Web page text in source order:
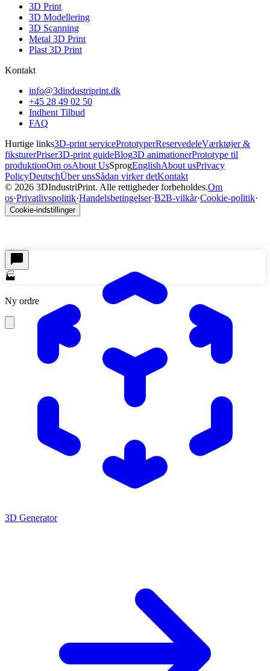
3D Print
3D Modellering
3D Scanning
Metal 3D Print
Plast 3D Print
Kontakt
info@3dindustriprint.dk
+45 28 49 02 50
Indhent Tilbud
FAQ
Hurtige links3D-print servicePrototyperReservedeleVærktøjer &
fiksturerPriser3D-print guideBlog3D animationerPrototype til
produktionOm osAbout UsSprogEnglishAbout usPrivacy
PolicyDeutschÜber unsSådan virker detKontakt
© 2026 3DIndustriPrint. Alle rettigheder forbeholdes.Om
os·Privatlivspolitik·Handelsbetingelser·B2B-vilkår·Cookie-politik·
Cookie-indstillinger
3D Generator
🏭
Ny ordre